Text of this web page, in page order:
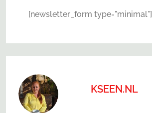
[newsletter_form type="minimal"]
KSEEN.NL